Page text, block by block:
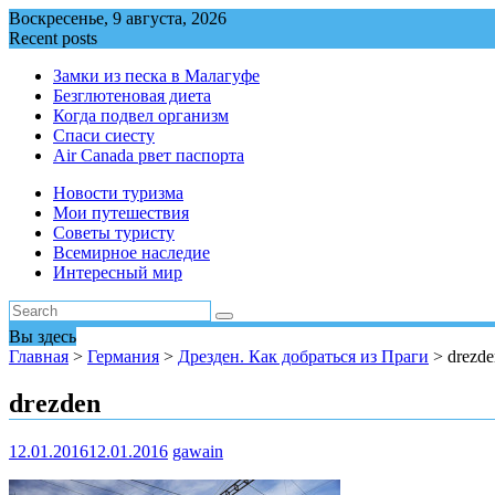
Перейти
к
Воскресенье, 9 августа, 2026
Recent posts
Замки из песка в Малагуфе
Безглютеновая диета
Когда подвел организм
Спаси сиесту
Air Canada рвет паспорта
Новости туризма
Мои путешествия
Советы туристу
Всемирное наследие
Интересный мир
Вы здесь
Главная > Германия > Дрезден. Как добраться из Праги >
drezden
12.01.201612.01.2016 gawain